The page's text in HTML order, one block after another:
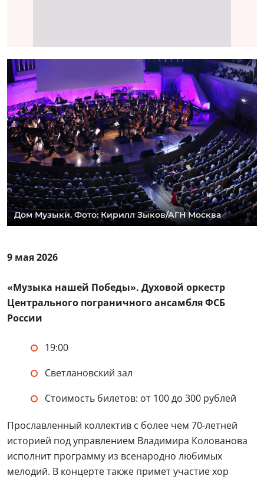
Дом Музыки. Фото: Кирилл Зыков/АГН Москва
9 мая 2026
«Музыка нашей Победы». Духовой оркестр
Центрального пограничного ансамбля ФСБ
России
19:00
Светлановский зал
Стоимость билетов: от 100 до 300 рублей
Прославленный коллектив с более чем 70-летней
историей под управлением Владимира Колованова
исполнит программу из всенародно любимых
мелодий. В концерте также примет участие хор